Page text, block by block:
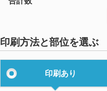
印刷方法と部位を選ぶ
印刷あり